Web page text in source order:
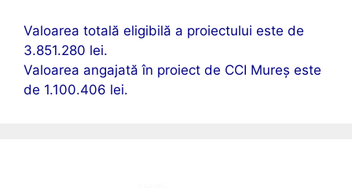
Valoarea totală eligibilă a proiectului este de
3.851.280 lei.
Valoarea angajată în proiect de CCI Mureș este
de 1.100.406 lei.